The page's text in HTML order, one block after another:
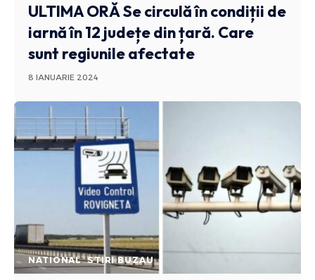
ULTIMA ORĂSe circulă în condiții de
iarnă în 12 județe din țară. Care
sunt regiunile afectate
8 IANUARIE 2024
NATIONAL STIRI BUZAU